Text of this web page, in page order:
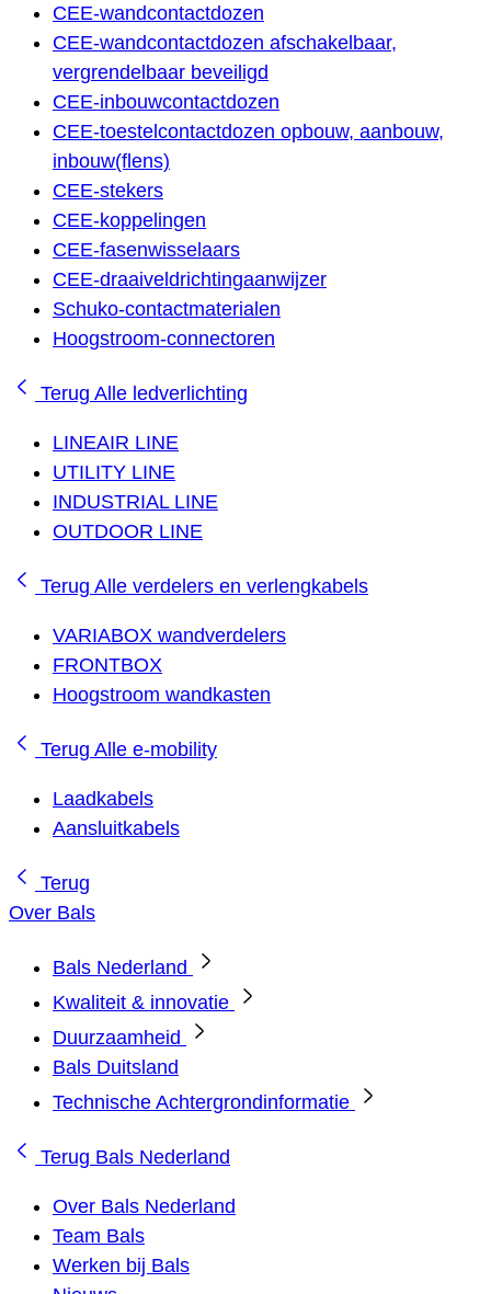
CEE-wandcontactdozen
CEE-wandcontactdozen afschakelbaar,
vergrendelbaar beveiligd
CEE-inbouwcontactdozen
CEE-toestelcontactdozen opbouw, aanbouw,
inbouw(flens)
CEE-stekers
CEE-koppelingen
CEE-fasenwisselaars
CEE-draaiveldrichtingaanwijzer
Schuko-contactmaterialen
Hoogstroom-connectoren
Terug Alle ledverlichting
LINEAIR LINE
UTILITY LINE
INDUSTRIAL LINE
OUTDOOR LINE
Terug Alle verdelers en verlengkabels
VARIABOX wandverdelers
FRONTBOX
Hoogstroom wandkasten
Terug Alle e-mobility
Laadkabels
Aansluitkabels
Terug
Over Bals
Bals Nederland
Kwaliteit & innovatie
Duurzaamheid
Bals Duitsland
Technische Achtergrondinformatie
Terug Bals Nederland
Over Bals Nederland
Team Bals
Werken bij Bals